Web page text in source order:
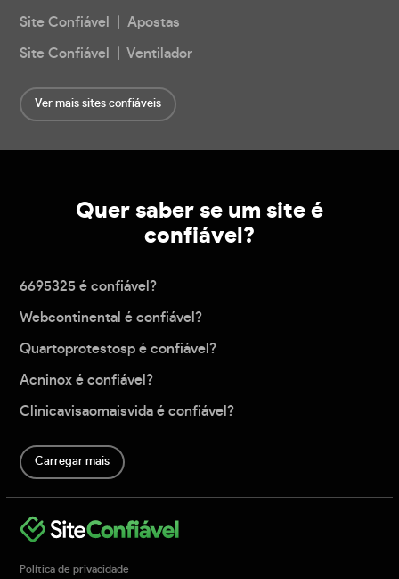
Site Confiável | Apostas
Site Confiável | Ventilador
Ver mais sites confiáveis
Quer saber se um site é
confiável?
6695325 é confiável?
Webcontinental é confiável?
Quartoprotestosp é confiável?
Acninox é confiável?
Clinicavisaomaisvida é confiável?
Carregar mais
Política de privacidade